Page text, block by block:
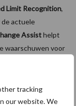
tracking
our website. We
Limit Recognition,
actuele
Assisthelpt
waarschuwen voor
zijruiten en de